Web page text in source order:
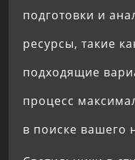
подготовки и
ресурсы, такие
подходящие
процесс
в поиске вашего